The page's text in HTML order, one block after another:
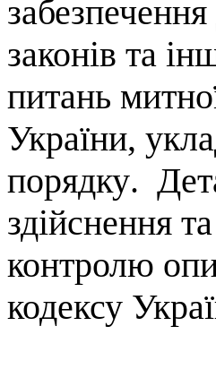
забезпечення
законів та
питань
України,
порядку.
здійснення
контролю
кодексу